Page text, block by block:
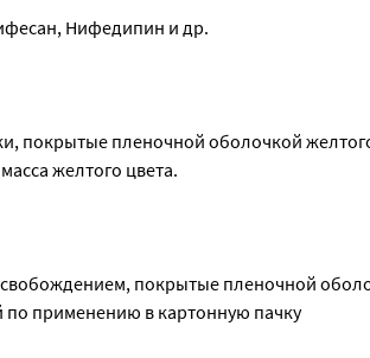
Нифедипин и др.
покрытые пленочной оболочкой
желтого цвета.
покрытые пленочной
по применению в картонную пачку